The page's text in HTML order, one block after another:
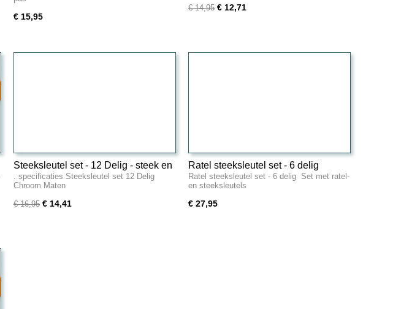
€ 15,95
€ 14,95 € 12,71
Steeksleutel set - 12 Delig - steek en
ring 6 tot 22mm
. specificaties Steeksleutel set 12 Delig
Chroom Maten
€ 16,95 € 14,41
Ratel steeksleutel set - 6 delig
Ratel steeksleutel set - 6 delig Set met ratel-
en steeksleutels
€ 27,95